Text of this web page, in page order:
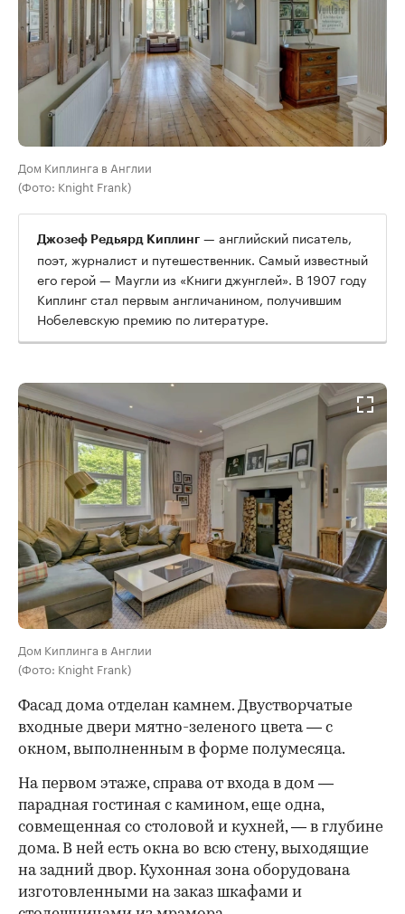
Дом Киплинга в Англии
(Фото: Knight Frank)
Джозеф Редьярд Киплинг — английский писатель,
поэт, журналист и путешественник. Самый известный
его герой — Маугли из «Книги джунглей». В 1907 году
Киплинг стал первым англичанином, получившим
Нобелевскую премию по литературе.
Дом Киплинга в Англии
(Фото: Knight Frank)
Фасад дома отделан камнем. Двустворчатые
входные двери мятно-зеленого цвета — с
окном, выполненным в форме полумесяца.
На первом этаже, справа от входа в дом —
парадная гостиная с камином, еще одна,
совмещенная со столовой и кухней, — в глубине
дома. В ней есть окна во всю стену, выходящие
на задний двор. Кухонная зона оборудована
изготовленными на заказ шкафами и